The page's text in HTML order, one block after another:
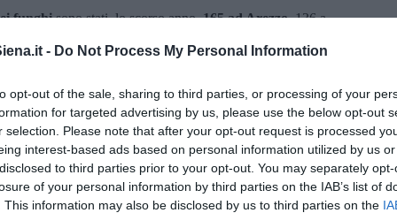
- Do Not Process My Personal Information
opt-out of the sale, sharing to third parties, or processing of your
for targeted advertising by us, please use the below opt-out
selection. Please note that after your opt-out request is processed
interest-based ads based on personal information utilized by us
to third parties prior to your opt-out. You may separately
of your personal information by third parties on the IAB’s list of
This information may also be disclosed by us to third parties on the
funghisono stati, lo scorso anno,165 ad Arezzo, 136 a
sono stati complessivamente 3.318 (777 Arezzo,
stati trovati solo4 dal potenziale esito mortale e tutti nella
anno si sono comunque registrate71 intossicazioni:7 ad
si aggiungono 3 non residenti nella Asl Toscana sud est. L’età
a un massimo di 82. Maschi e femmine quasi in perfetto